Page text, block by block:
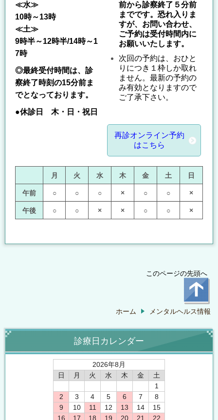
前から診察終了５分前
までです。恐れ入りま
すが、お問い合わせ、
ご予約は受付時間内に
お願いいたします。
次回の予約は、おひと
りにつき１枠しか取れ
ません。最新の予約の
み有効となりますので
ご了承下さい。
再診オンライン予約
はこちら
≪水≫
10時～13時
≪土≫
9時半～12時半/14時～1
7時
◎最終受付時間は、診
察終了時刻の15分前ま
でとなっております。
●休診日 木・日・祝日
月 火 水 木 金 土 日
午前 ○ ○ ○ × ○ ○ ×
午後 ○ ○ × × ○ ○ ×
このページの先頭へ
ホーム メンタルヘルス情報
診療日カレンダー
2026年8月
日
月 火 水 木 金
土
1
2
3 4 5 6 7
8
9
10 11 12 13 14
15
16
17 18 19 20 21 22